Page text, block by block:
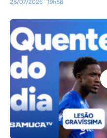
28/07/2026 · 19h56